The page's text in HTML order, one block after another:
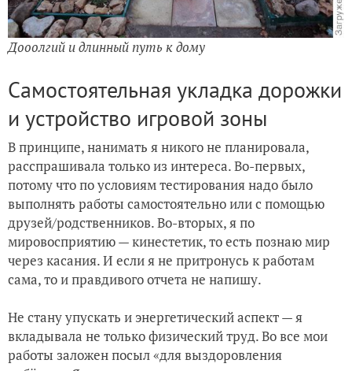
Дооолгий и длинный путь к дому
Самостоятельная укладка дорожки
и устройство игровой зоны
В принципе, нанимать я никого не планировала,
расспрашивала только из интереса. Во-первых,
потому что по условиям тестирования надо было
выполнять работы самостоятельно или с помощью
друзей/родственников. Во-вторых, я по
мировосприятию — кинестетик, то есть познаю мир
через касания. И если я не притронусь к работам
сама, то и правдивого отчета не напишу.
Не стану упускать и энергетический аспект — я
вкладывала не только физический труд. Во все мои
работы заложен посыл «для выздоровления